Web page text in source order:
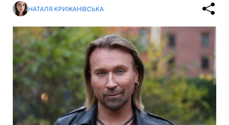
НАТАЛЯ КРИЖАНІВСЬКА